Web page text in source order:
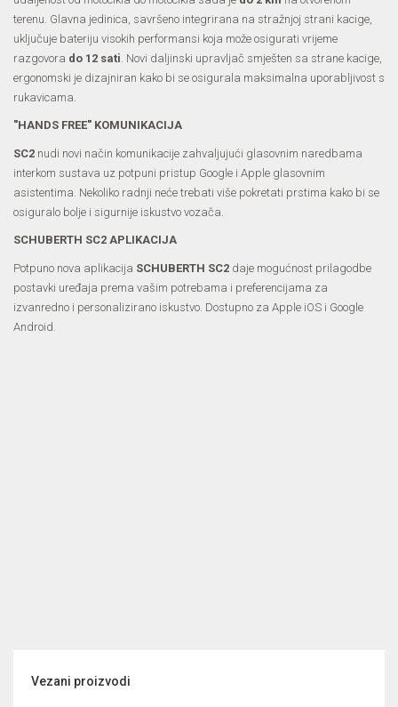
terenu. Glavna jedinica, savršeno integrirana na stražnjoj strani kacige,
uključuje bateriju visokih performansi koja može osigurati vrijeme
razgovora do 12 sati . Novi daljinski upravljač smješten sa strane kacige,
ergonomski je dizajniran kako bi se osigurala maksimalna uporabljivost s
rukavicama.
"HANDS FREE" KOMUNIKACIJA
SC2 nudi novi način komunikacije zahvaljujući glasovnim naredbama
interkom sustava uz potpuni pristup Google i Apple glasovnim
asistentima. Nekoliko radnji neće trebati više pokretati prstima kako bi se
osiguralo bolje i sigurnije iskustvo vozača.
SCHUBERTH SC2 APLIKACIJA
Potpuno nova aplikacija SCHUBERTH SC2 daje mogućnost prilagodbe
postavki uređaja prema vašim potrebama i preferencijama za
izvanredno i personalizirano iskustvo. Dostupno za Apple iOS i Google
Android.
Vezani proizvodi